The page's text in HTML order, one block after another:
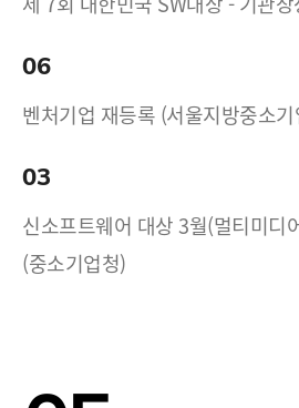
06
벤처기업 재등록 (서울지방중소
03
신소프트웨어 대상 3월(멀티미디
(중소기업청)